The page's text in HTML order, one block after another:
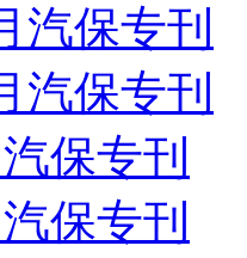
汽保专刊
汽保专刊
保专刊
保专刊